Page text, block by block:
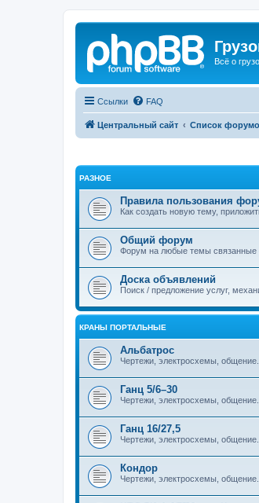
Всё о
Ссылки FAQ
Центральный сайт Список
РАЗНОЕ
Правила пользования
Как создать новую тему,
Общий форум
Форум на любые темы связанные
Доска объявлений
Поиск / предложение услуг,
КРАНЫ ПОРТАЛЬНЫЕ
Альбатрос
Чертежи, электросхемы, общение...
Ганц 5/6–30
Чертежи, электросхемы, общение...
Ганц 16/27,5
Чертежи, электросхемы, общение...
Кондор
Чертежи, электросхемы, общение...